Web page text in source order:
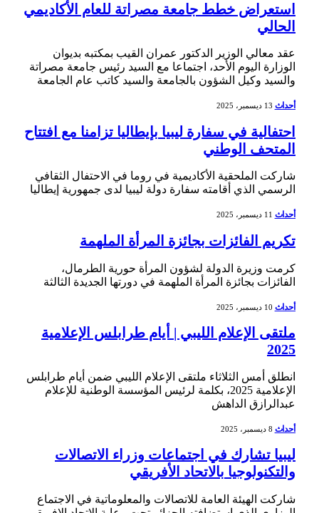
استعراض خطط جامعة مصراتة للعام الأكاديمي
الحالي
عقد معالي الوزير الدكتور عمران القيب بمكتبه بديوان
الوزارة اليوم الأحد، اجتماعا مع السيد رئيس جامعة مصراتة
والسيد وكيل الشؤون بالجامعة والسيد كاتب عام الجامعة
أحداث 13 ديسمبر، 2025
احتفالية في سفارة ليبيا بإيطاليا تزامنا مع افتتاح
المتحف الوطني
شاركت الملحقية الأكاديمية في روما في الاحتفال الثقافي
الرسمي الذي أقامته سفارة دولة ليبيا لدى جمهورية إيطاليا
أحداث 11 ديسمبر، 2025
تكريم الفائزات بجائزة المرأة الملهمة
كرمت وزيرة الدولة لشؤون المرأة حورية الطرمال،
الفائزات بجائزة المرأة الملهمة في دورتها الجديدة الثالثة
أحداث 10 ديسمبر، 2025
ملتقى الإعلام الليبي | أيام طرابلس الإعلامية
2025
انطلق أمس الثلاثاء ملتقى الإعلام الليبي ضمن أيام طرابلس
الإعلامية 2025، بكلمة لرئيس المؤسسة الوطنية للإعلام
عبدالرازق الداهش
أحداث 8 ديسمبر، 2025
ليبيا تشارك في اجتماعات وزراء الاتصالات
والتكنولوجيا بالاتحاد الأفريقي
شاركت الهيئة العامة للاتصالات والمعلوماتية في الاجتماع